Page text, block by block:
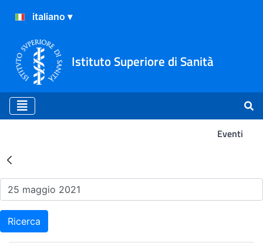
Istituto Superiore di Sanità
Eventi
Risultati della Ricerca -
Ricerca